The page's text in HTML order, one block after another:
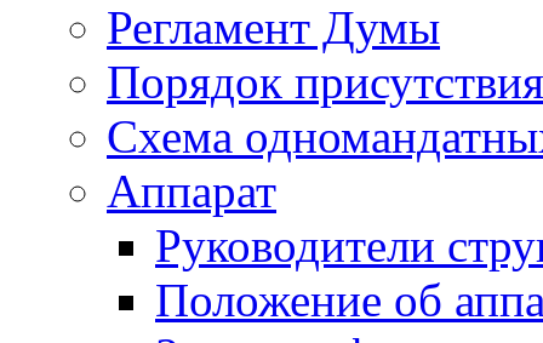
Регламент Думы
Порядок
Схема
Аппарат
Руководители
Положение об